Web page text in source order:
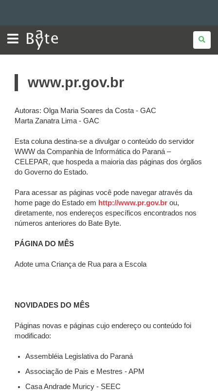
Ir
conteúdo
busca
site
BATE
BYTE
www.pr.gov.br
Autoras: Olga Maria Soares da Costa - GAC
Marta Zanatra Lima - GAC
Esta coluna destina-se a divulgar o conteúdo do servidor
WWW da Companhia de Informática do Paraná –
CELEPAR, que hospeda a maioria das páginas dos órgãos
do Governo do Estado.
Para acessar as páginas você pode navegar através da
home page do Estado em http://www.pr.gov.br ou,
diretamente, nos endereços específicos encontrados nos
números anteriores do Bate Byte.
PÁGINA DO MÊS
Adote uma Criança de Rua para a Escola
NOVIDADES DO MÊS
Páginas novas e páginas cujo endereço ou conteúdo foi
modificado:
Assembléia Legislativa do Paraná
Associação de Pais e Mestres - APM
Casa Andrade Muricy - SEEC